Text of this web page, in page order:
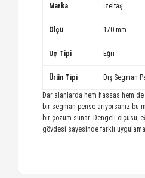
Marka İzeltaş
Ölçü 170 mm
Uç Tipi Eğri
Ürün Tipi Dış Segman
Dar alanlarda hem hassas hem
bir segman pense arıyorsanız bu
bir çözüm sunar. Dengeli ölçüsü,
gövdesi sayesinde farklı